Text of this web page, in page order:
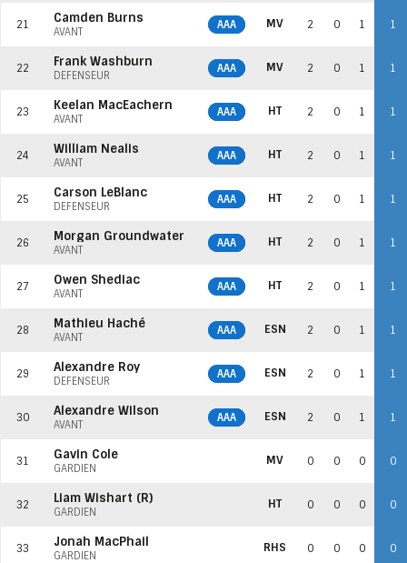
21 Camden Burns
AVANT
AAA MV 2 0 1 1
22 Frank Washburn
DÉFENSEUR
AAA MV 2 0 1 1
23 Keelan MacEachern
AVANT
AAA HT 2 0 1 1
24 William Nealis
AVANT
AAA HT 2 0 1 1
25 Carson LeBlanc
DÉFENSEUR
AAA HT 2 0 1 1
26 Morgan Groundwater
AVANT
AAA HT 2 0 1 1
27 Owen Shediac
AVANT
AAA HT 2 0 1 1
28 Mathieu Haché
AVANT
AAA ESN 2 0 1 1
29 Alexandre Roy
DÉFENSEUR
AAA ESN 2 0 1 1
30 Alexandre Wilson
AVANT
AAA ESN 2 0 1 1
31 Gavin Cole
GARDIEN
MV 0 0 0 0
32 Liam Wishart (R)
GARDIEN
HT 0 0 0 0
33 Jonah MacPhail
GARDIEN
RHS 0 0 0 0